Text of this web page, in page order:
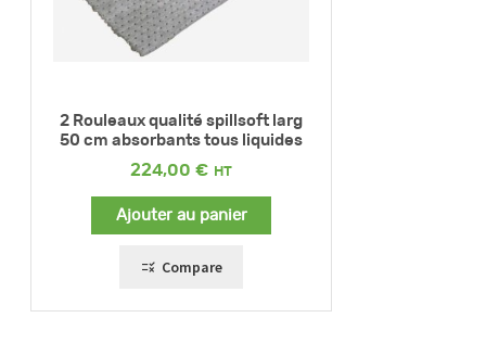
2 Rouleaux qualité spillsoft larg
50 cm absorbants tous liquides
224,00 €
Ajouter au panier
Compare